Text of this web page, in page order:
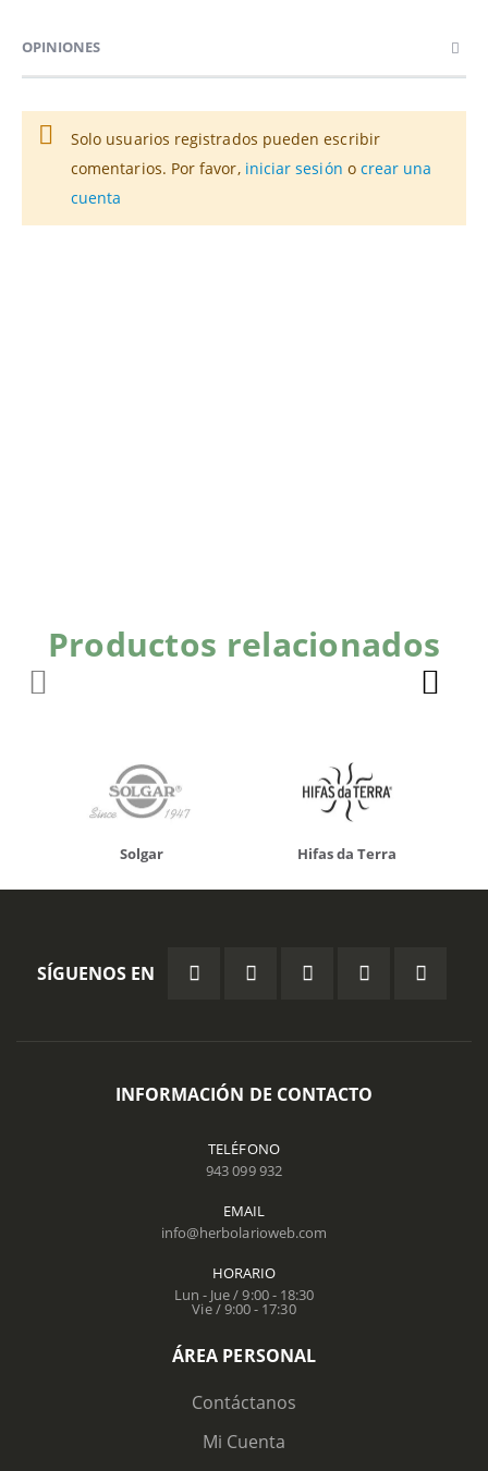
OPINIONES
Solo usuarios registrados pueden escribir
comentarios. Por favor, iniciar sesión o crear una
cuenta
Productos relacionados
Solgar Hifas da Terra
SÍGUENOS EN
INFORMACIÓN DE CONTACTO
TELÉFONO
943 099 932
EMAIL
info@herbolarioweb.com
HORARIO
Lun - Jue / 9:00 - 18:30
Vie / 9:00 - 17:30
ÁREA PERSONAL
Contáctanos
Mi Cuenta